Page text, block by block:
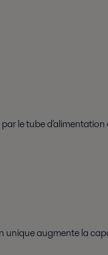
le tube
unique augmente la